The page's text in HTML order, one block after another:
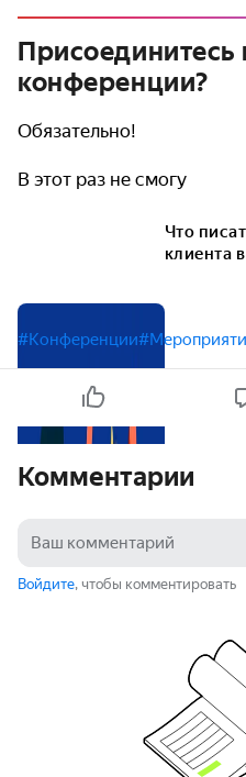
Присоединитесь
конференции?
Обязательно!
В этот раз не смогу
Что
клиента
#Конференции
Комментарии
Войдите, чтобы комментировать